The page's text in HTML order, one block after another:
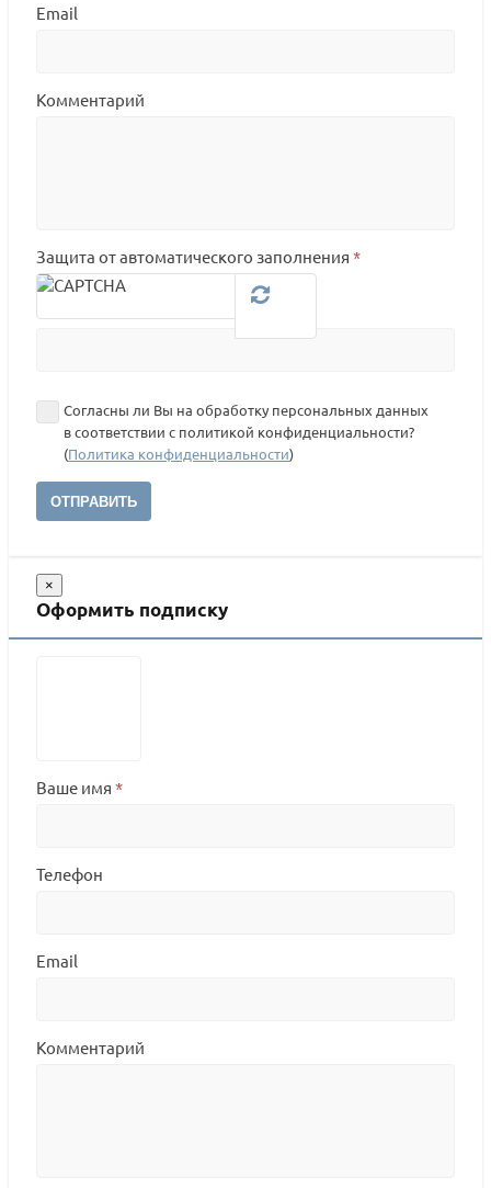
Email
Комментарий
Защита от автоматического заполнения *
Согласны ли Вы на обработку персональных данных
в соответствии с политикой конфиденциальности?
(Политика конфиденциальности)
ОТПРАВИТЬ
×
Оформить подписку
Ваше имя *
Телефон
Email
Комментарий